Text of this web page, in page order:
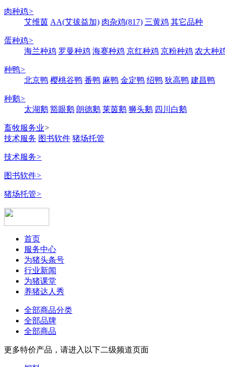
肉种鸡>
艾维茵 AA(艾拔益加) 肉杂鸡(817) 三黄鸡 其它品种
蛋种鸡>
海兰种鸡 罗曼种鸡 海赛种鸡 京红种鸡 京粉种鸡 农大种
种鸭>
北京鸭 樱桃谷鸭 番鸭 麻鸭 金定鸭 绍鸭 狄高鸭 建昌鸭
种鹅>
太湖鹅 豁眼鹅 朗德鹅 莱茵鹅 狮头鹅 四川白鹅
畜牧服务业>
技术服务 图书软件 猪场托管
技术服务>
图书软件>
猪场托管>
首页
服务中心
为猪头条号
行业新闻
为猪课堂
养猪达人秀
全部商品分类
全部品牌
全部商品
更多特价产品，请进入以下二级频道页面